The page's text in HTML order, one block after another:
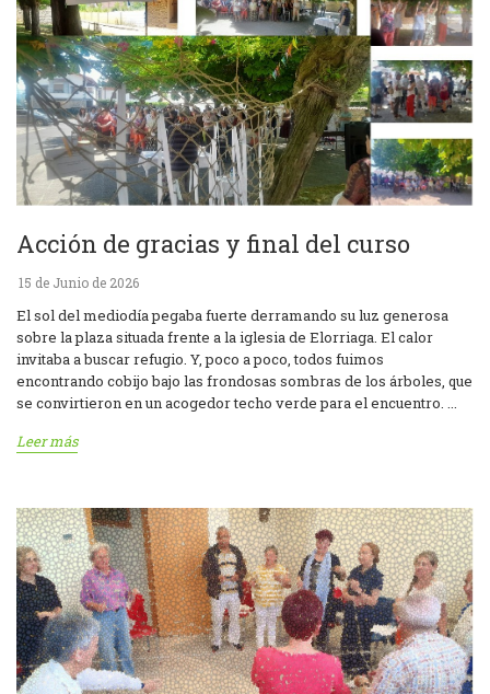
Acción de gracias y final del curso
15 de Junio de 2026
El sol del mediodía pegaba fuerte derramando su luz generosa
sobre la plaza situada frente a la iglesia de Elorriaga. El calor
invitaba a buscar refugio. Y, poco a poco, todos fuimos
encontrando cobijo bajo las frondosas sombras de los árboles, que
se convirtieron en un acogedor techo verde para el encuentro. ...
Leer más